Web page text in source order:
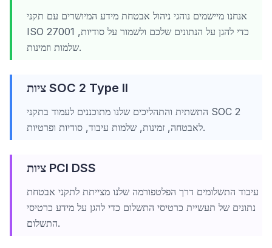
אנחנו מיישמים נוהגי ניהול אבטחת מידע המיושרים עם תקני
ISO 27001 כדי להגן על הנתונים שלכם ולשמור על סודיות,
שלמות וזמינות.
ציות SOC 2 Type II
התשתית והתהליכים שלנו מתוכננים לעמוד בתקני SOC 2
לאבטחה, זמינות, שלמות עיבוד, סודיות ופרטיות.
ציות PCI DSS
עיבוד התשלומים דרך הפלטפורמה שלנו מצייתת לתקני אבטחת
נתונים של תעשיית כרטיסי התשלום כדי להגן על מידע כרטיסי
התשלום.